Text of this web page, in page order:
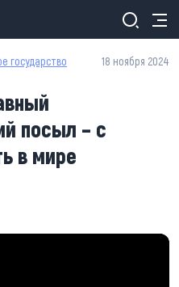
государство
18 ноября 2024
посыл – с
в мире